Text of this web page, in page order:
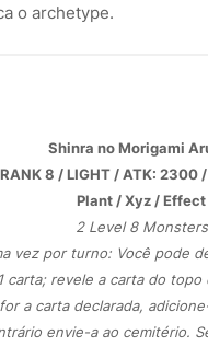
o archetype.
Shinra no Morigami
RANK 8 / LIGHT / ATK: 2300
Plant / Xyz / Effect
2 Level 8 Monsters
vez por turno: Você pode
carta; revele a carta do topo
a carta declarada,
envie-a ao cemitério.